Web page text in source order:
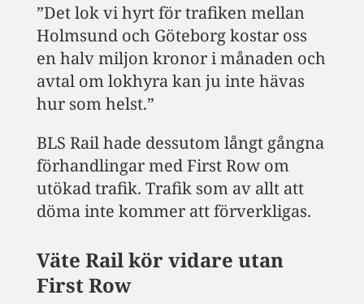
”Det lok vi hyrt för trafiken mellan
Holmsund och Göteborg kostar oss
en halv miljon kronor i månaden och
avtal om lokhyra kan ju inte hävas
hur som helst.”
BLS Rail hade dessutom långt gångna
förhandlingar med First Row om
utökad trafik. Trafik som av allt att
döma inte kommer att förverkligas.
Väte Rail kör vidare utan
First Row